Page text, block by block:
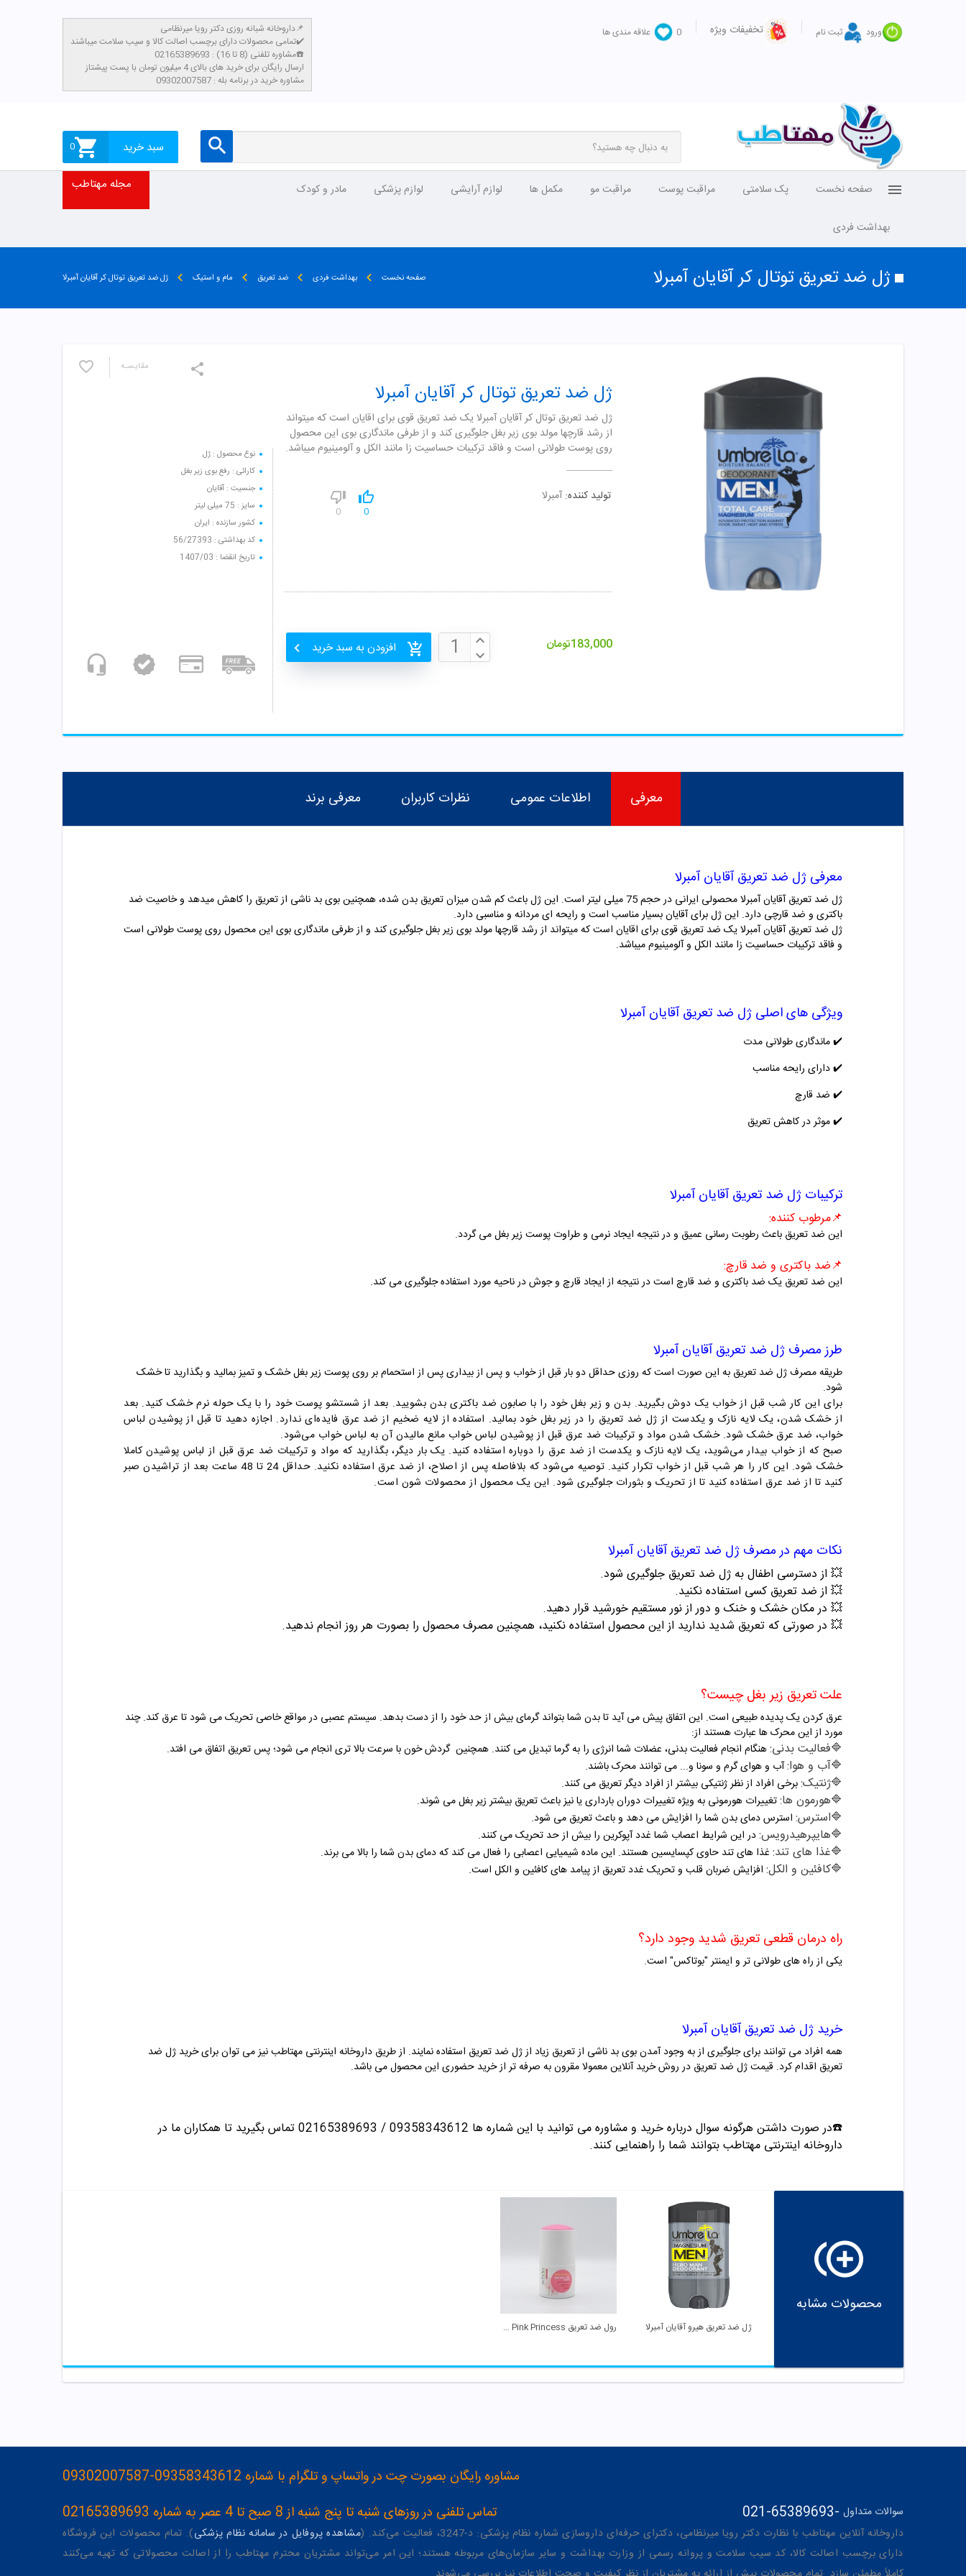
ورود ثبت نام تخفیفات ویژه 0 علاقه مندی ها
داروخانه شبانه روزی دکتر رویا میرنظامی📌
تمامی محصولات دارای برچسب اصالت کالا و سیب سلامت میباشند✔️
مشاوره تلفنی (8 تا 16) : 02165389693☎️
​ارسال رایگان برای خرید های بالای 4 میلیون تومان با پست پیشتاز
مشاوره خرید در برنامه بله : 09302007587
سبد خرید 0
صفحه نخست پک سلامتی مراقبت پوست مراقبت مو مکمل ها لوازم آرایشی لوازم پزشکی مادر و کودک
بهداشت فردی
مجله مهتاطب
ژل ضد تعریق توتال کر آقایان آمبرلا صفحه نخست بهداشت فردی ضد تعریق مام و استیک ژل ضد تعریق توتال کر آقایان آمبرلا
مقایسـه
نوع محصول : ژل
کارائی : رفع بوی زیر بغل
جنسیت : آقایان
سایز : 75 میلی لیتر
کشور سازنده : ایران
کد بهداشتی : 56/27393
تاریخ انقضا : 1407/03
ژل ضد تعریق توتال کر آقایان آمبرلا
ژل ضد تعریق توتال کر آقایان آمبرلا یک ضد تعریق قوی برای اقایان است که میتواند
از رشد قارچها مولد بوی زیر بغل جلوگیری کند و از طرفی ماندگاری بوی این محصول
روی پوست طولانی است و فاقد ترکیبات حساسیت زا مانند الکل و آلومینیوم میباشد.
تولید کننده: آمبرلا
0
0
183,000تومان افزودن به سبد خرید
معرفی اطلاعات عمومی نظرات کاربران معرفی برند
معرفی ژل ضد تعریق آقایان آمبرلا
ژل ضد تعریق آقایان آمبرلا محصولی ایرانی در حجم 75 میلی لیتر است.
این ژل باعث کم شدن میزان تعریق بدن شده، همچنین بوی بد ناشی از تعریق را کاهش میدهد و خاصیت ضد
باکتری و ضد قارچی دارد. این ژل برای آقایان بسیار مناسب است و رایحه ای مردانه و مناسبی دارد.
ژل ضد تعریق آقایان آمبرلا یک ضد تعریق قوی برای اقایان است که میتواند از رشد قارچها مولد بوی زیر بغل جلوگیری کند و از طرفی ماندگاری بوی این محصول روی پوست طولانی است
و فاقد ترکیبات حساسیت زا مانند الکل و آلومینیوم میباشد.
ویژگی های اصلی ژل ضد تعریق آقایان آمبرلا
✔️ماندگاری طولانی مدت
✔️دارای رایحه مناسب
✔️ ضد قارچ
✔️موثر در کاهش تعریق
ترکیبات ژل ضد تعریق آقایان آمبرلا
📌مرطوب کننده:
این ضد تعریق باعث رطوبت رسانی عمیق و در نتیجه ایجاد نرمی و طراوت پوست زیر بغل می گردد.
📌ضد باکتری و ضد قارچ:
این ضد تعریق یک ضد باکتری و ضد قارچ است در نتیجه از ایجاد قارچ و جوش در ناحیه مورد استفاده جلوگیری می کند.
طرز مصرف ژل ضد تعریق آقایان آمبرلا
طریقه مصرف ژل ضد تعریق به این صورت است که روزی حداقل دو بار قبل از خواب و پس از بیداری پس از استحمام بر روی پوست زیر بغل خشک و تمیز بمالید و بگذارید تا خشک
شود.
برای این کار شب قبل از خواب یک دوش بگیرید. بدن و زیر بغل خود را با صابون ضد باکتری بدن بشویید. بعد از شستشو پوست خود را با یک حوله نرم خشک کنید. بعد
از خشک شدن، یک لایه نازک و یکدست از ژل ضد تعریق را در زیر بغل خود بمالید. استفاده از لایه ضخیم از ضد عرق فایده‌ای ندارد. اجازه دهید تا قبل از پوشیدن لباس
خواب، ضد عرق خشک شود. خشک شدن مواد و ترکیبات ضد عرق قبل از پوشیدن لباس خواب مانع مالیدن آن به لباس خواب می‌شود.
صبح که از خواب بیدار می‌شوید، یک لایه نازک و یکدست از ضد عرق را دوباره استفاده کنید. یک بار دیگر، بگذارید که مواد و ترکیبات ضد عرق قبل از لباس پوشیدن کاملا
خشک شود. این کار را هر شب قبل از خواب تکرار کنید. توصیه می‌شود که بلافاصله پس از اصلاح، از ضد عرق استفاده نکنید. حداقل 24 تا 48 ساعت بعد از تراشیدن صبر
کنید تا از ضد عرق استفاده کنید تا از تحریک و بثورات جلوگیری شود. این یک محصول از محصولات شون است.
نکات مهم در مصرف ژل ضد تعریق آقایان آمبرلا
💥 از دسترسی اطفال به ژل ضد تعریق جلوگیری شود.
💥 از ضد تعریق کسی استفاده نکنید.
💥 در مکان خشک و خنک و دور از نور مستقیم خورشید قرار دهید.
💥 در صورتی که تعریق شدید ندارید از این محصول استفاده نکنید، همچنین مصرف محصول را بصورت هر روز انجام ندهید.
علت تعریق زیر بغل چیست؟
عرق کردن یک پدیده طبیعی است. این اتفاق پیش می آید تا بدن شما بتواند گرمای بیش از حد خود را از دست بدهد. سیستم عصبی در مواقع خاصی تحریک می شود تا عرق کند. چند
مورد از این محرک ها عبارت هستند از:
🔷فعالیت بدنی:هنگام انجام فعالیت بدنی، عضلات شما انرژی را به گرما تبدیل می کنند. همچنین گردش خون با سرعت بالا تری انجام می شود؛ پس تعریق اتفاق می افتد.
🔷آب و هوا:آب و هوای گرم و سونا و... می توانند محرک باشند.
🔷ژنتیک:برخی افراد از نظر ژنتیکی بیشتر از افراد دیگر تعریق می کنند.
🔷هورمون ها:تغییرات هورمونی به ویژه تغییرات دوران بارداری یا نیز باعث تعریق بیشتر زیر بغل می شوند.
🔷استرس: استرس دمای بدن شما را افزایش می دهد و باعث تعریق می شود.
🔷هایپرهیدرویس:در این شرایط اعصاب شما غدد آپوکرین را بیش از حد تحریک می کنند.
🔷غذا های تند: غذا های تند حاوی کپسایسین هستند. این ماده شیمیایی اعصابی را فعال می کند که دمای بدن شما را بالا می برند.
🔷کافئین و الکل: افزایش ضربان قلب و تحریک غدد تعریق از پیامد های کافئین و الکل است.
راه درمان قطعی تعریق شدید وجود دارد؟
یکی از راه های طولانی تر و ایمنتر "بوتاکس" است.
خرید ژل ضد تعریق آقایان آمبرلا
همه افراد می توانند برای جلوگیری از به وجود آمدن بوی بد ناشی از تعریق زیاد ازژل ضد تعریق استفاده نمایند. از طریق داروخانه اینترنتی مهتاطب نیز می توان برای خرید ژل ضد
تعریق اقدام کرد. قیمتژل ضد تعریق در روش خرید آنلاین معمولا مقرون به صرفه تر از خرید حضوری این محصول می باشد.
☎️در صورت داشتن هرگونه سوال درباره خرید و مشاوره می توانید با این شماره ها 09358343612 / 02165389693
تماس بگیرید تا همکاران ما در
داروخانه اینترنتی مهتاطب بتوانند شما را راهنمایی کنند.
محصولات مشابه
ژل ضد تعریق هیرو آقایان آمبرلا رول ضد تعریق Pink Princess شون
مشاوره رایگان بصورت چت در واتساپ و تلگرام با شماره 09358343612-09302007587
تماس تلفنی در روزهای شنبه تا پنج شنبه از 8 صبح تا 4 عصر به شماره 02165389693
021-65389693 سوالات متداول -
داروخانه آنلاین مهتاطب با نظارت دکتر رویا میرنظامی، دکترای حرفه‌ای داروسازی شماره نظام پزشکی: د-3247، فعالیت می‌کند. ( مشاهده پروفایل در سامانه نظام پزشکی). تمام محصولات این فروشگاه
دارای برچسب اصالت کالا، کد سیب سلامت و پروانه رسمی از وزارت بهداشت و سایر سازمان‌های مربوطه هستند؛ این امر می‌تواند مشتریان محترم مهتاطب را از اصالت محصولاتی که تهیه می‌کنند